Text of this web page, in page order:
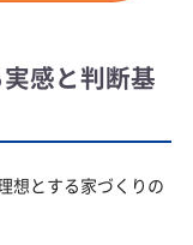
感と判断基
想とする家づくりの